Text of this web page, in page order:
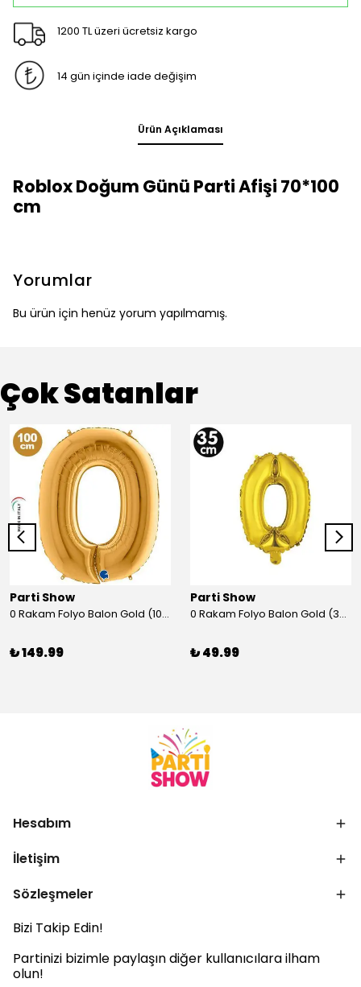
1200 TL üzeri ücretsiz kargo
14 gün içinde iade değişim
Ürün Açıklaması
Roblox Doğum Günü Parti Afişi 70*100
cm
Yorumlar
Bu ürün için henüz yorum yapılmamış.
Çok Satanlar
Parti Show
0 Rakam Folyo Balon Gold (100x70 cm)
₺ 149.99
Parti Show
0 Rakam Folyo Balon Gold (35 cm)
₺ 49.99
Hesabım
İletişim
Sözleşmeler
Bizi Takip Edin!
Partinizi bizimle paylaşın diğer kullanıcılara ilham
olun!